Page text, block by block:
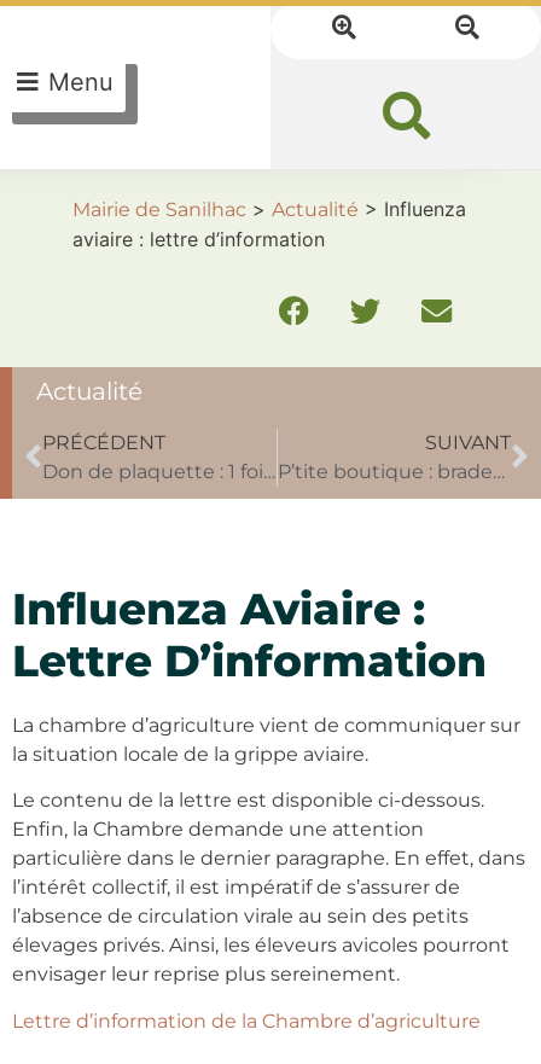
Menu
Mairie de Sanilhac > Actualité > Influenza
aviaire : lettre d’information
Actualité
PRÉCÉDENT
Don de plaquette : 1 fois par saison
SUIVANT
P’tite boutique : braderie et fermeture pour les fêtes
Influenza Aviaire :
Lettre D’information
La chambre d’agriculture vient de communiquer sur
la situation locale de la grippe aviaire.
Le contenu de la lettre est disponible ci-dessous.
Enfin, la Chambre demande une attention
particulière dans le dernier paragraphe. En effet, dans
l’intérêt collectif, il est impératif de s’assurer de
l’absence de circulation virale au sein des petits
élevages privés. Ainsi, les éleveurs avicoles pourront
envisager leur reprise plus sereinement.
Lettre d’information de la Chambre d’agriculture